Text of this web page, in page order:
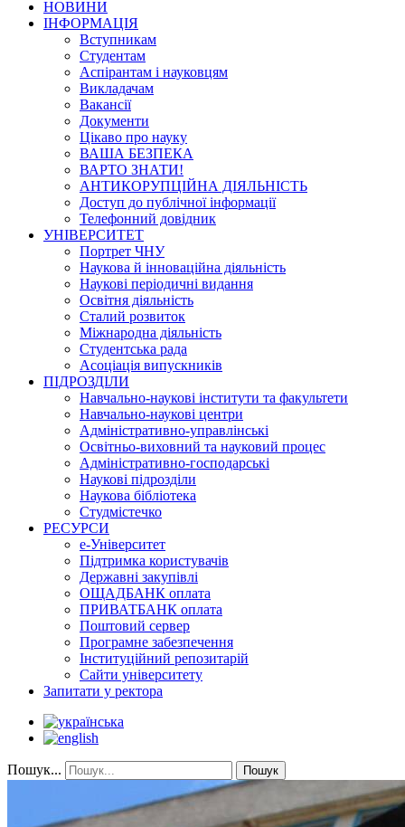
НОВИНИ
ІНФОРМАЦІЯ
Вступникам
Студентам
Аспірантам і науковцям
Викладачам
Вакансії
Документи
Цікаво про науку
ВАША БЕЗПЕКА
ВАРТО ЗНАТИ!
АНТИКОРУПЦІЙНА ДІЯЛЬНІСТЬ
Доступ до публічної інформації
Телефонний довідник
УНІВЕРСИТЕТ
Портрет ЧНУ
Наукова й інноваційна діяльність
Наукові періодичні видання
Освітня діяльність
Сталий розвиток
Міжнародна діяльність
Студентська рада
Асоціація випускників
ПІДРОЗДІЛИ
Навчально-наукові інститути та факультети
Навчально-наукові центри
Адміністративно-управлінські
Освітньо-виховний та науковий процес
Адміністративно-господарські
Наукові підрозділи
Наукова бібліотека
Студмістечко
РЕСУРСИ
е-Університет
Підтримка користувачів
Державні закупівлі
ОЩАДБАНК оплата
ПРИВАТБАНК оплата
Поштовий сервер
Програмне забезпечення
Інституційний репозитарій
Сайти університету
Запитати у ректора
Пошук... Пошук